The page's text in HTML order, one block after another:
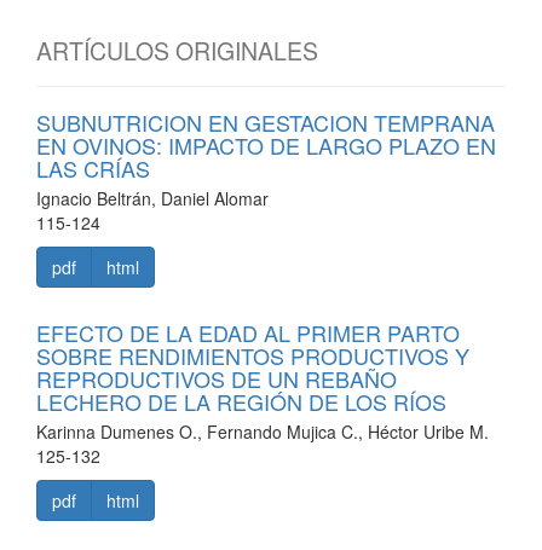
ARTÍCULOS ORIGINALES
SUBNUTRICION EN GESTACION TEMPRANA
EN OVINOS: IMPACTO DE LARGO PLAZO EN
LAS CRÍAS
Ignacio Beltrán, Daniel Alomar
115-124
pdf
html
EFECTO DE LA EDAD AL PRIMER PARTO
SOBRE RENDIMIENTOS PRODUCTIVOS Y
REPRODUCTIVOS DE UN REBAÑO
LECHERO DE LA REGIÓN DE LOS RÍOS
Karinna Dumenes O., Fernando Mujica C., Héctor Uribe M.
125-132
pdf
html